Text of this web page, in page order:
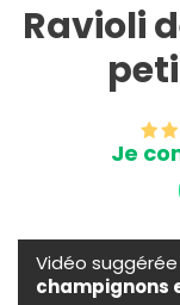
Ravioli
Je
Vidéo suggérée
champignons